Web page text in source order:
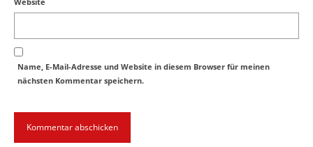
Name, E-Mail-Adresse und Website in diesem Browser für meinen
nächsten Kommentar speichern.